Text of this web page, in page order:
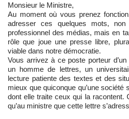
Monsieur le Ministre,
Au moment où vous prenez
adresser ces quelques mots,
professionnel des médias, mais en
rôle que joue une presse libre,
viable dans notre démocratie.
Vous arrivez à ce poste porteur
un homme de lettres, un
lecture patiente des textes et des
mieux que quiconque qu’une société
dont elle traite ceux qui la racontent.
qu’au ministre que cette lettre